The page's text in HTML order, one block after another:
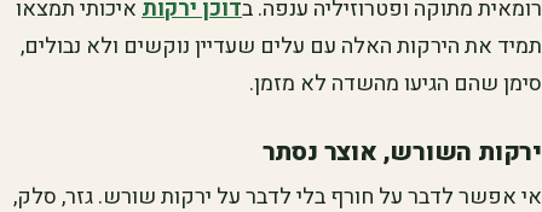
רומאית מתוקה ופטרוזיליה ענפה. בדוכן ירקותאיכותי תמצאו
תמיד את הירקות האלה עם עלים שעדיין נוקשים ולא נבולים,
סימן שהם הגיעו מהשדה לא מזמן.
ירקות השורש, אוצר נסתר
אי אפשר לדבר על חורף בלי לדבר על ירקות שורש. גזר, סלק,